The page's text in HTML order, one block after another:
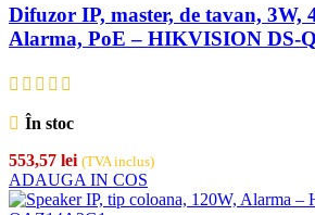
Difuzor IP, master, de tavan, 3W,
Alarma, PoE – HIKVISION DS-
În stoc
553,57 lei (TVA inclus)
ADAUGA IN COS